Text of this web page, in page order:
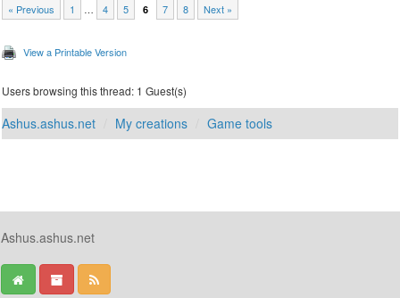
« Previous 1 … 4 5 6 7 8 Next »
View a Printable Version
Users browsing this thread: 1 Guest(s)
Ashus.ashus.net My creations Game tools
Ashus.ashus.net